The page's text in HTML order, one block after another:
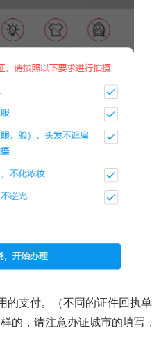
的支付。（不同的证件回执单
的，请注意办证城市的填写，